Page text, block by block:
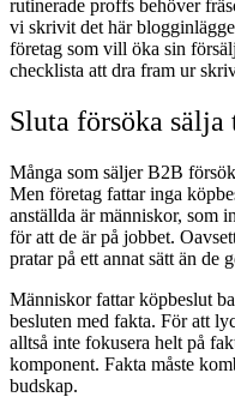
rutinerade proffs behöver
vi skrivit det här
företag som vill öka sin
checklista att dra fram ur
Sluta försöka
Många som säljer B2B
Men företag fattar inga
anställda är människor, som
för att de är på jobbet.
pratar på ett annat sätt än de
Människor fattar köpbeslut
besluten med fakta. För att
alltså inte fokusera helt på
komponent. Fakta måste
budskap.